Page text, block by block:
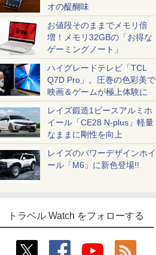
オの醍醐味
お値段そのままでメモリ倍
増！メモリ32GBの「お得な
ゲーミングノート」
ハイグレードテレビ「TCL
Q7D Pro」。圧巻の色彩美で
映画＆ゲームが極上体験に
レイズ鍛造1ピースアルミホ
イール「CE28 N-plus」軽量
なままに剛性を向上
レイズのパワーデザインホイ
ール「M6」に新色登場!!
トラベル Watch をフォローする